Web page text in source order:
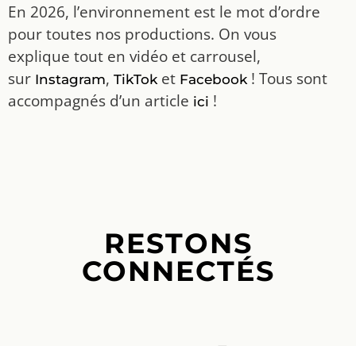
En 2026, l’environnement est le mot d’ordre
pour toutes nos productions. On vous
explique tout en vidéo et carrousel,
sur Instagram, TikToket Facebook! Tous sont
accompagnés d’un article ici !
RESTONS
CONNECTÉS